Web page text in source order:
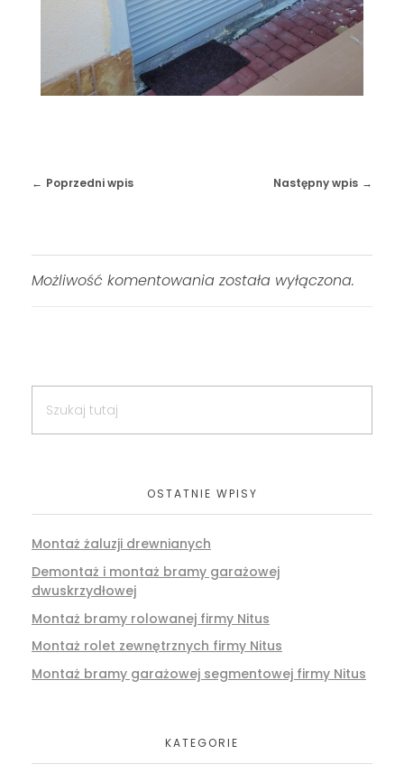
Poprzedni wpis Następny wpis
Możliwość komentowania została wyłączona.
OSTATNIE WPISY
Montaż żaluzji drewnianych
Demontaż i montaż bramy garażowej
dwuskrzydłowej
Montaż bramy rolowanej firmy Nitus
Montaż rolet zewnętrznych firmy Nitus
Montaż bramy garażowej segmentowej firmy Nitus
KATEGORIE